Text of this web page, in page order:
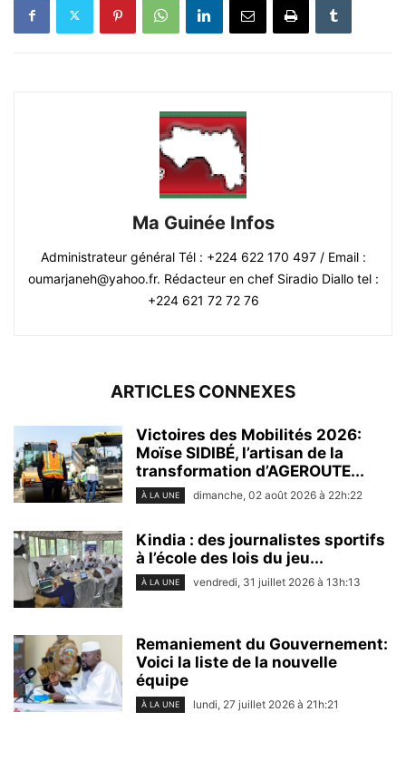
Ma Guinée Infos
Administrateur général Tél : +224 622 170 497 / Email :
oumarjaneh@yahoo.fr. Rédacteur en chef Siradio Diallo tel :
+224 621 72 72 76
ARTICLES CONNEXES
Victoires des Mobilités 2026:
Moïse SIDIBÉ, l’artisan de la
transformation d’AGEROUTE...
À LA UNE dimanche, 02 août 2026 à 22h:22
Kindia : des journalistes sportifs
à l’école des lois du jeu...
À LA UNE vendredi, 31 juillet 2026 à 13h:13
Remaniement du Gouvernement:
Voici la liste de la nouvelle
équipe
À LA UNE lundi, 27 juillet 2026 à 21h:21